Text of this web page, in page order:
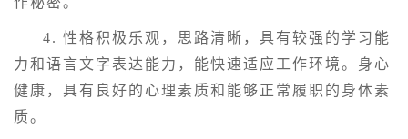
4. 性格积极乐观，思路清晰，具有较强的学习能
力和语言文字表达能力，能快速适应工作环境。身心
健康，具有良好的心理素质和能够正常履职的身体素
质。